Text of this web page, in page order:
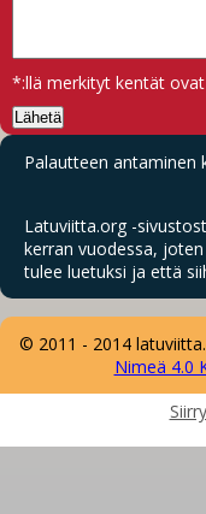
*:llä merkityt kentät
Palautteen antaminen
Latuviitta.org -
kerran vuodessa,
tulee luetuksi ja että
© 2011 - 2014
Nimeä 4.0